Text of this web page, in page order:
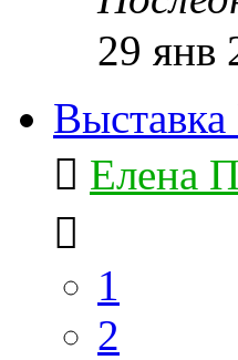
29 янв
Елена
1
2